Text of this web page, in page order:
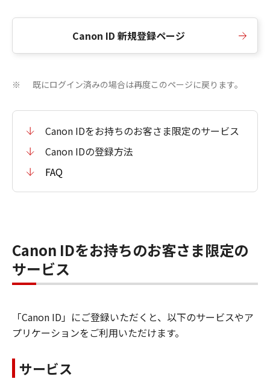
Canon ID 新規登録ページ
※ 既にログイン済みの場合は再度このページに戻ります。
Canon IDをお持ちのお客さま限定のサービス
Canon IDの登録方法
FAQ
Canon IDをお持ちのお客さま限定の
サービス
「Canon ID」にご登録いただくと、以下のサービスやア
プリケーションをご利用いただけます。
サービス